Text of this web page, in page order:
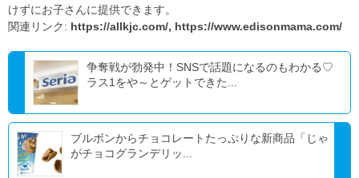
けずにお子さんに提供できます。
関連リンク: https://allkjc.com/, https://www.edisonmama.com/
争奪戦が勃発中！SNSで話題になるのもわかる♡
ラス1をや～とゲットできた...
ブルボンからチョコレートたっぷりな新商品「じゃ
がチョコグランデリッ...